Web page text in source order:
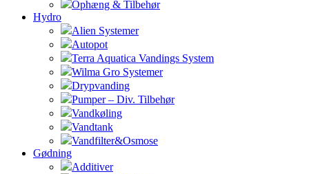
Ophæng & Tilbehør
Hydro
Alien Systemer
Autopot
Terra Aquatica Vandings System
Wilma Gro Systemer
Drypvanding
Pumper – Div. Tilbehør
Vandkøling
Vandtank
Vandfilter&Osmose
Gødning
Additiver